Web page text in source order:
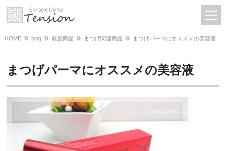
HOME blog 取扱商品 まつげ関連商品 まつげパーマにオススメの美容液
まつげパーマにオススメの美容液